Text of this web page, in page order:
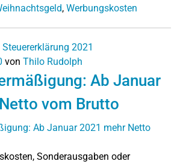
, Werbungskosten
Steuererklärung 2021
von Thilo Rudolph
Ab Januar
vom Brutto
Sonderausgaben oder